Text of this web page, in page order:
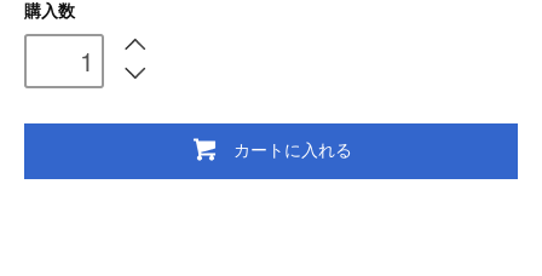
購入数
カートに入れる